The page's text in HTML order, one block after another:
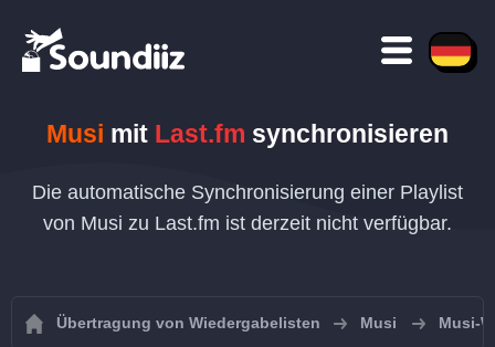
Musi mit Last.fm synchronisieren
Die automatische Synchronisierung einer Playlist
von Musi zu Last.fm ist derzeit nicht verfügbar.
Übertragung von Wiedergabelisten Musi Musi-